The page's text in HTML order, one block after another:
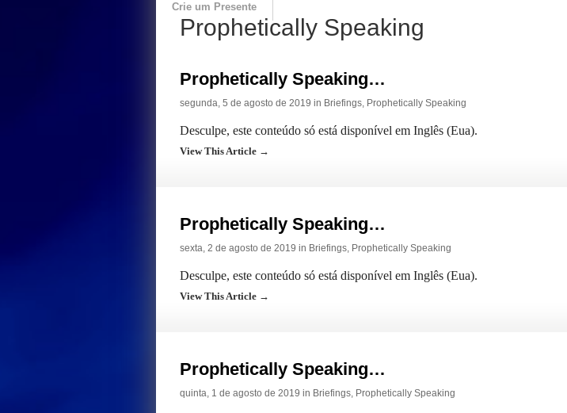
Crie um Presente
Prophetically Speaking
Prophetically Speaking…
segunda, 5 de agosto de 2019 in Briefings, Prophetically Speaking
Desculpe, este conteúdo só está disponível em Inglês (Eua).
View This Article →
Prophetically Speaking…
sexta, 2 de agosto de 2019 in Briefings, Prophetically Speaking
Desculpe, este conteúdo só está disponível em Inglês (Eua).
View This Article →
Prophetically Speaking…
quinta, 1 de agosto de 2019 in Briefings, Prophetically Speaking